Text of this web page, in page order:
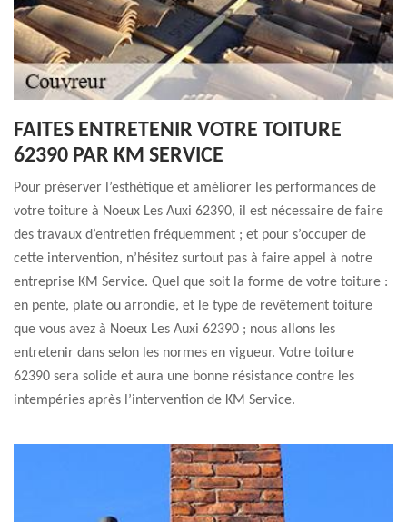
FAITES ENTRETENIR VOTRE TOITURE
62390 PAR KM SERVICE
Pour préserver l’esthétique et améliorer les performances de
votre toiture à Noeux Les Auxi 62390, il est nécessaire de faire
des travaux d’entretien fréquemment ; et pour s’occuper de
cette intervention, n’hésitez surtout pas à faire appel à notre
entreprise KM Service. Quel que soit la forme de votre toiture :
en pente, plate ou arrondie, et le type de revêtement toiture
que vous avez à Noeux Les Auxi 62390 ; nous allons les
entretenir dans selon les normes en vigueur. Votre toiture
62390 sera solide et aura une bonne résistance contre les
intempéries après l’intervention de KM Service.